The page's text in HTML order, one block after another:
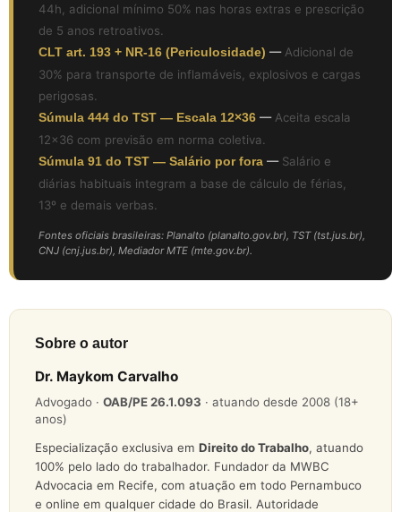
44h, adicional mínimo 50% nas horas extras e prescrição
de 5 anos retroativos.
CLT art. 193 + NR-16 (Periculosidade) — Adicional de
30% para transporte de inflamáveis, explosivos e cargas
perigosas.
Súmula 444 do TST — Escala 12×36 — Aceita escala
12×36 com previsão em norma coletiva.
Súmula 91 do TST — Salário por fora — Salário e
diárias habituais integram a base de cálculo de férias,
13º e demais verbas.
Fontes oficiais brasileiras: Planalto (planalto.gov.br), TST (tst.jus.br),
CNJ (cnj.jus.br), Mediador MTE (mte.gov.br).
Sobre o autor
Dr. Maykom Carvalho
Advogado · OAB/PE 26.1.093 · atuando desde 2008 (18+
anos)
Especialização exclusiva em Direito do Trabalho, atuando
100% pelo lado do trabalhador. Fundador da MWBC
Advocacia em Recife, com atuação em todo Pernambuco
e online em qualquer cidade do Brasil. Autoridade